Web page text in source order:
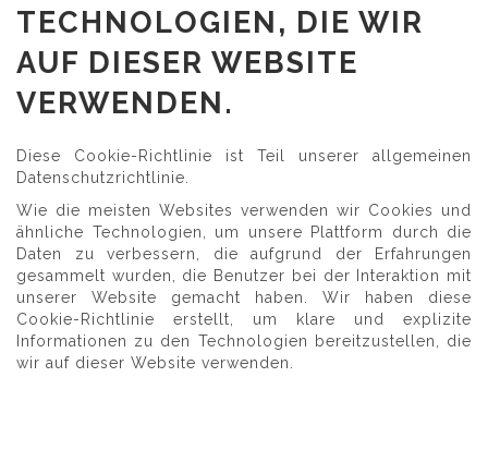
TECHNOLOGIEN, DIE WIR
AUF DIESER WEBSITE
VERWENDEN.
Diese Cookie-Richtlinie ist Teil unserer allgemeinen
Datenschutzrichtlinie.
Wie die meisten Websites verwenden wir Cookies und
ähnliche Technologien, um unsere Plattform durch die
Daten zu verbessern, die aufgrund der Erfahrungen
gesammelt wurden, die Benutzer bei der Interaktion mit
unserer Website gemacht haben. Wir haben diese
Cookie-Richtlinie erstellt, um klare und explizite
Informationen zu den Technologien bereitzustellen, die
wir auf dieser Website verwenden.